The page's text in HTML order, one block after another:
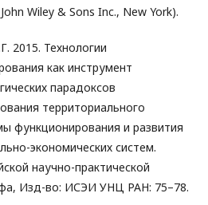
Wiley & Sons Inc., New York).
2015. Технологии
как инструмент
парадоксов
территориального
функционирования и развития
экономических систем.
научно-практической
Изд-во: ИСЭИ УНЦ РАН: 75–78.